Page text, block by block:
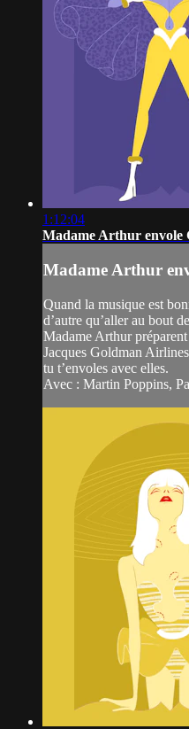
1:12:04
Madame Arthur envole
Madame Arthur
Quand la musique est
d’autre qu’aller au bout
Madame Arthur
Jacques Goldman
tu t’envoles avec elles.
Avec : Martin Poppins,